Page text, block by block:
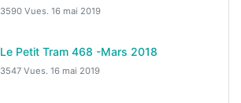
3590 Vues. 16 mai 2019
Le Petit Tram 468 -Mars 2018
3547 Vues. 16 mai 2019